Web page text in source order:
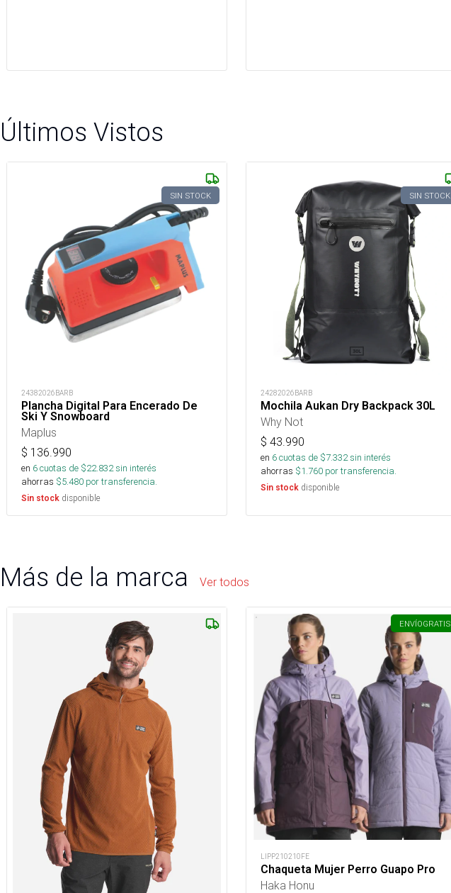
Últimos Vistos
SIN STOCK
24382026BARB
Plancha Digital Para Encerado De
Ski Y Snowboard
Maplus
$ 136.990
en 6cuotas de $22.832sin interés
ahorras $5.480 por transferencia.
Sin stock disponible
SIN STOCK
24282026BARB
Mochila Aukan Dry Backpack 30L
Why Not
$ 43.990
en 6cuotas de $7.332sin interés
ahorras $1.760 por transferencia.
Sin stock disponible
Más de la marca Ver todos
ENVÍOGRATIS
LIPP210210FE
Chaqueta Mujer Perro Guapo Pro
Haka Honu